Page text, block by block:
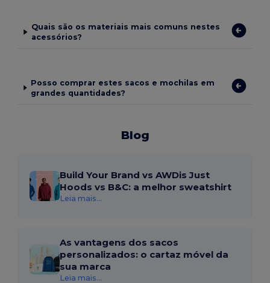
Quais são os materiais mais comuns nestes
acessórios?
Posso comprar estes sacos e mochilas em
grandes quantidades?
Blog
Build Your Brand vs AWDis Just
Hoods vs B&C: a melhor sweatshirt
Leia mais...
As vantagens dos sacos
personalizados: o cartaz móvel da
sua marca
Leia mais...